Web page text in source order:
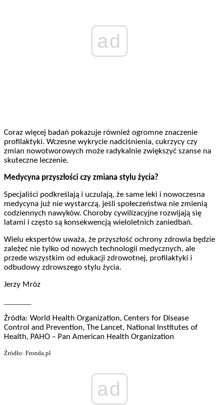
ad
Coraz więcej badań pokazuje również ogromne znaczenie
profilaktyki. Wczesne wykrycie nadciśnienia, cukrzycy czy
zmian nowotworowych może radykalnie zwiększyć szanse na
skuteczne leczenie.
Medycyna przyszłości czy zmiana stylu życia?
Specjaliści podkreślają i uczulają, że same leki i nowoczesna
medycyna już nie wystarczą, jeśli społeczeństwa nie zmienią
codziennych nawyków. Choroby cywilizacyjne rozwijają się
latami i często są konsekwencją wieloletnich zaniedbań.
Wielu ekspertów uważa, że przyszłość ochrony zdrowia będzie
zależeć nie tylko od nowych technologii medycznych, ale
przede wszystkim od edukacji zdrowotnej, profilaktyki i
odbudowy zdrowszego stylu życia.
Jerzy Mróz
Źródła: World Health Organization, Centers for Disease
Control and Prevention, The Lancet, National Institutes of
Health, PAHO – Pan American Health Organization
Źródło: Fronda.pl
ad